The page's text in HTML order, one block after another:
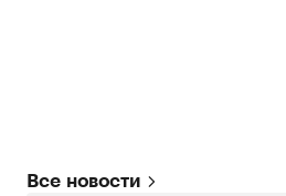
Все новости